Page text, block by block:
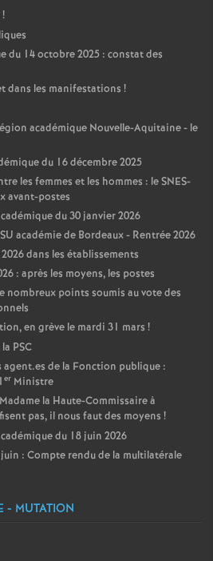
!
du 14 octobre 2025 : constat des
dans les manifestations !
académique Nouvelle-Aquitaine - le
du 16 décembre 2025
les femmes et les hommes : le SNES-
avant-postes
du 30 janvier 2026
académie de Bordeaux - Rentrée 2026
dans les établissements
: après les moyens, les postes
nombreux points soumis au vote des
en grève le mardi 31 mars !
PSC
agent.es de la Fonction publique :
er Ministre
la Haute-Commissaire à
pas, il nous faut des moyens !
du 18 juin 2026
: Compte rendu de la multilatérale
- MUTATION